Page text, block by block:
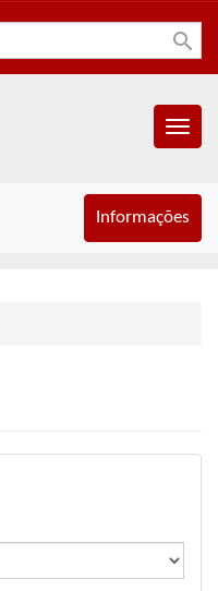
search
Menu
Informações